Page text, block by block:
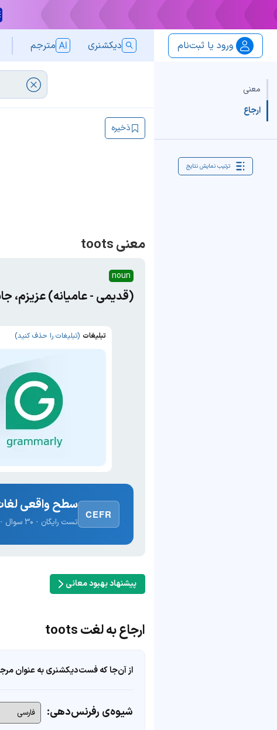
ورود یا ثبت‌نام دیکشنری مترجم
معنی
ارجاع
ترتیب نمایش نتایج
ذخیره
معنی toots
noun
(قدیمی - عامیانه) عزیزم،
تبلیغات (تبلیغات را حذف کنید)
CEFR
سطح واقعی
تست رایگان · ۳۰ سوال · نتیجه فوری
پیشنهاد بهبود معانی
ارجاع به لغت toots
از آن‌جا که فست‌دیکشنری به عنوان
شیوه‌ی رفرنس‌دهی: